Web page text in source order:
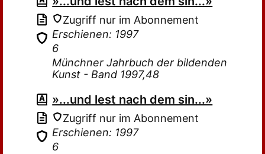
Zugriff nur im Abonnement
Erschienen: 1997
6
Münchner Jahrbuch der bildenden
Kunst - Band 1997,48
»...und lest nach dem sin...»
Zugriff nur im Abonnement
Erschienen: 1997
6